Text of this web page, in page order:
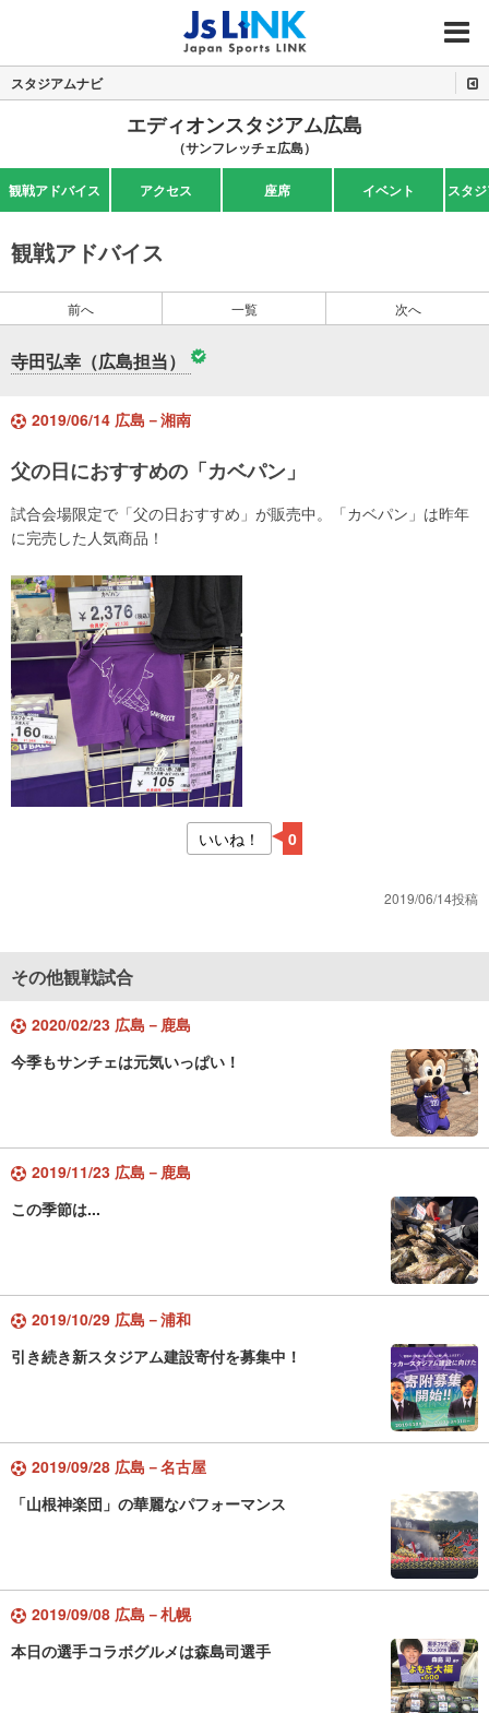
MENU
スタジアムナビ
エディオンスタジアム広島
（サンフレッチェ広島）
観戦アドバイス アクセス 座席 イベント スタ
観戦アドバイス
前へ 一覧 次へ
寺田弘幸（広島担当）
2019/06/14 広島－湘南
父の日におすすめの「カベパン」
試合会場限定で「父の日おすすめ」が販売中。「カベパン」は昨年
に完売した人気商品！
いいね！ 0
2019/06/14投稿
その他観戦試合
2020/02/23 広島－鹿島
今季もサンチェは元気いっぱい！
2019/11/23 広島－鹿島
この季節は...
2019/10/29 広島－浦和
引き続き新スタジアム建設寄付を募集中！
2019/09/28 広島－名古屋
「山根神楽団」の華麗なパフォーマンス
2019/09/08 広島－札幌
本日の選手コラボグルメは森島司選手